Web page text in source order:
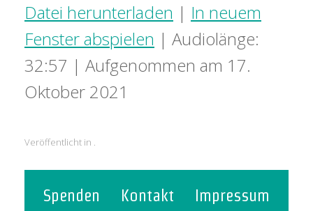
Datei herunterladen | In neuem
Fenster abspielen | Audiolänge:
32:57 | Aufgenommen am 17.
Oktober 2021
Veröffentlicht in .
Spenden Kontakt Impressum